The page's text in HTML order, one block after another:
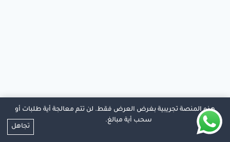
هذه المنصة تجريبية بغرض العرض فقط. لن تتم معالجة أية طلبات أو
سحب أية مبالغ.
تجاهل
© 2026 منصة هادي التعليمية | تطوير واستضافة كريستا هوست